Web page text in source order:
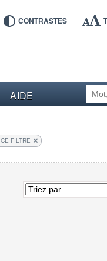
CONTRASTES
AIDE
FILTRE